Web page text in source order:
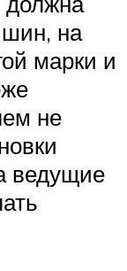
шин, на
марки и
не
ведущие